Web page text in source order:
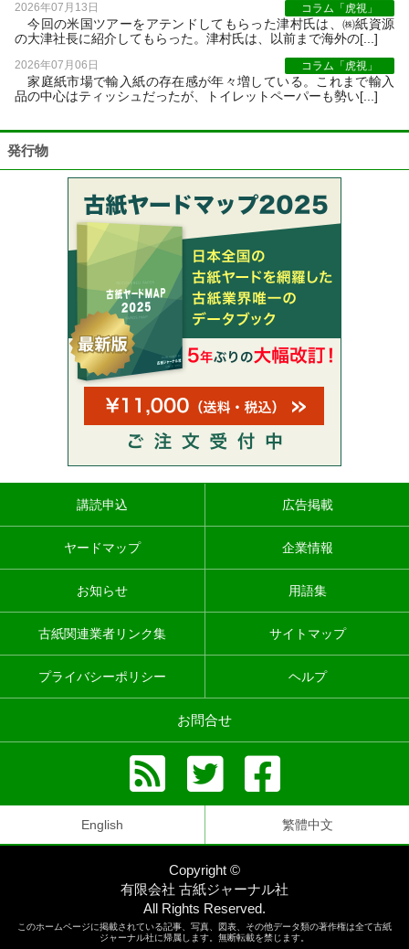
2026年07月13日 コラム「虎視」
今回の米国ツアーをアテンドしてもらった津村氏は、㈱紙資源
の大津社長に紹介してもらった。津村氏は、以前まで海外の[...]
2026年07月06日 コラム「虎視」
家庭紙市場で輸入紙の存在感が年々増している。これまで輸入
品の中心はティッシュだったが、トイレットペーパーも勢い[...]
発行物
講読申込 広告掲載
ヤードマップ 企業情報
お知らせ 用語集
古紙関連業者リンク集 サイトマップ
プライバシーポリシー ヘルプ
お問合せ
English 繁體中文
Copyright ©
有限会社 古紙ジャーナル社
All Rights Reserved.
このホームページに掲載されている記事、写真、図表、その他データ類の著作権は全て古紙
ジャーナル社に帰属します。無断転載を禁じます。